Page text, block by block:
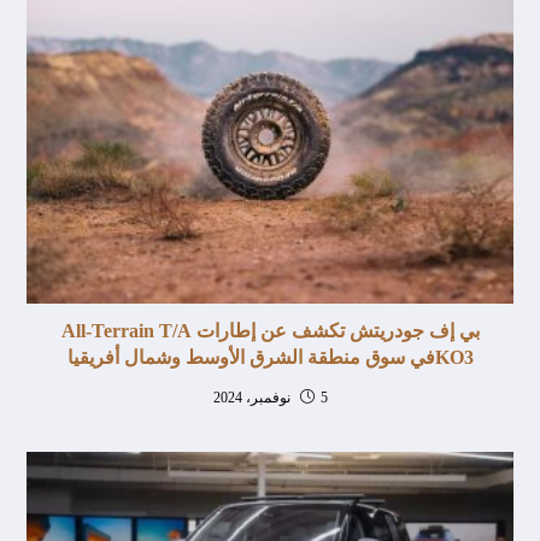
بي إف جودريتش تكشف عن إطارات All-Terrain T/A
KO3في سوق منطقة الشرق الأوسط وشمال أفريقيا
5 نوفمبر، 2024